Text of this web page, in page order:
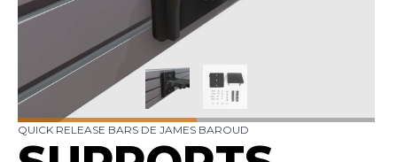
QUICK RELEASE BARS DE JAMES BAROUD